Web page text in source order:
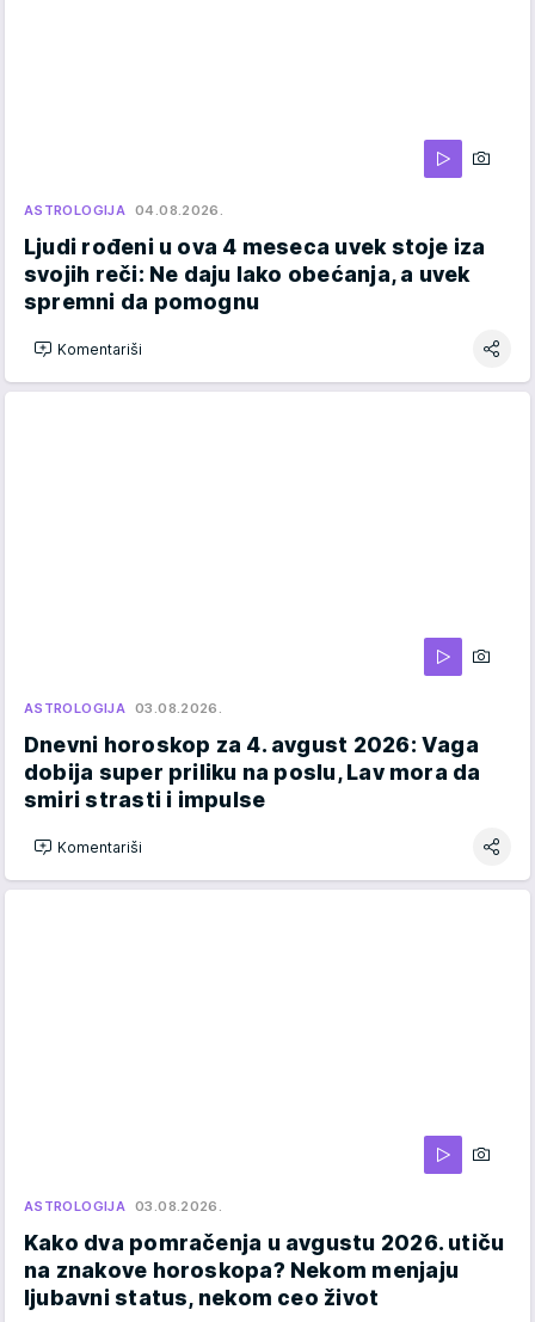
ASTROLOGIJA 04.08.2026.
Ljudi rođeni u ova 4 meseca uvek stoje iza
svojih reči: Ne daju lako obećanja, a uvek
spremni da pomognu
Komentariši
ASTROLOGIJA 03.08.2026.
Dnevni horoskop za 4. avgust 2026: Vaga
dobija super priliku na poslu, Lav mora da
smiri strasti i impulse
Komentariši
ASTROLOGIJA 03.08.2026.
Kako dva pomračenja u avgustu 2026. utiču
na znakove horoskopa? Nekom menjaju
ljubavni status, nekom ceo život